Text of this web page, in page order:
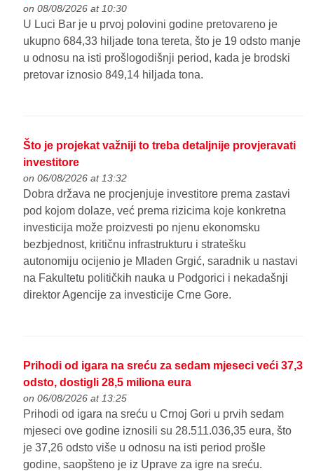
on 08/08/2026 at 10:30
U Luci Bar je u prvoj polovini godine pretovareno je
ukupno 684,33 hiljade tona tereta, što je 19 odsto manje
u odnosu na isti prošlogodišnji period, kada je brodski
pretovar iznosio 849,14 hiljada tona.
Što je projekat važniji to treba detaljnije provjeravati
investitore
on 06/08/2026 at 13:32
Dobra država ne procjenjuje investitore prema zastavi
pod kojom dolaze, već prema rizicima koje konkretna
investicija može proizvesti po njenu ekonomsku
bezbjednost, kritičnu infrastrukturu i stratešku
autonomiju ocijenio je Mladen Grgić, saradnik u nastavi
na Fakultetu političkih nauka u Podgorici i nekadašnji
direktor Agencije za investicije Crne Gore.
Prihodi od igara na sreću za sedam mjeseci veći 37,3
odsto, dostigli 28,5 miliona eura
on 06/08/2026 at 13:25
Prihodi od igara na sreću u Crnoj Gori u prvih sedam
mjeseci ove godine iznosili su 28.511.036,35 eura, što
je 37,26 odsto više u odnosu na isti period prošle
godine, saopšteno je iz Uprave za igre na sreću.